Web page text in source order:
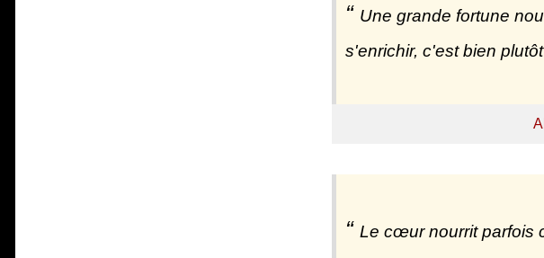
Une grande fortune
s'enrichir, c'est bien
Le cœur nourrit parfois